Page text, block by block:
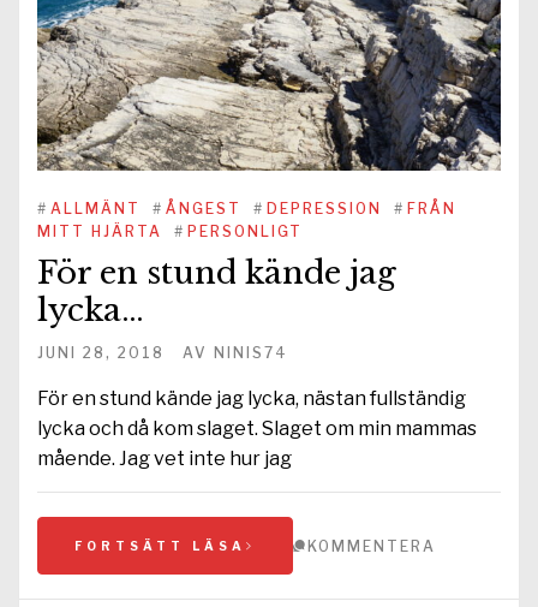
# ALLMÄNT # ÅNGEST # DEPRESSION # FRÅN
MITT HJÄRTA
# PERSONLIGT
För en stund kände jag
lycka…
JUNI 28, 2018 AV NINIS74
För en stund kände jag lycka, nästan fullständig
lycka och då kom slaget. Slaget om min mammas
mående. Jag vet inte hur jag
FORTSÄTT LÄSA KOMMENTERA